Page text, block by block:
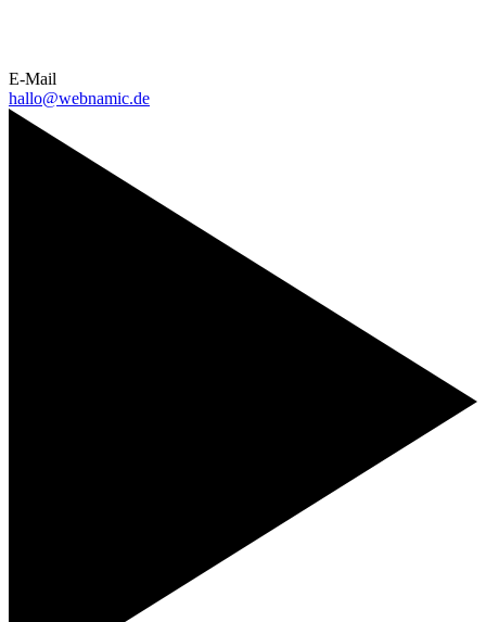
E-Mail
hallo@webnamic.de